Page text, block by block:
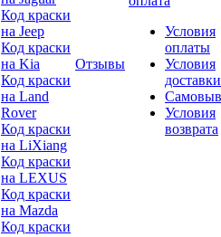
Код краски
на Jeep
Код краски
на Kia
Код краски
на Land
Rover
Код краски
на LiXiang
Код краски
на LEXUS
Код краски
на Mazda
Код краски
Отзывы
Условия
оплаты
Условия
доставки
Условия
возврата